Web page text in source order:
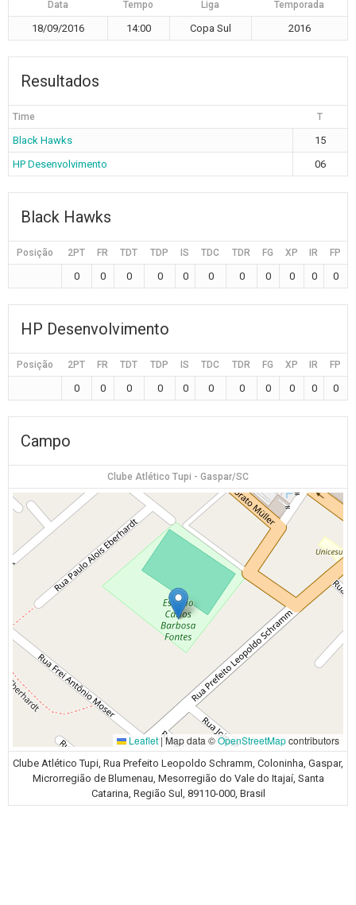
Data Tempo Liga Temporada
18/09/2016 14:00 Copa Sul 2016
Resultados
Time T
Black Hawks
15
HP Desenvolvimento
06
Black Hawks
Posição 2PT FR TDT TDP IS TDC TDR FG XP IR FP
0 0 0 0 0 0 0 0 0 0 0
HP Desenvolvimento
Posição 2PT FR TDT TDP IS TDC TDR FG XP IR FP
0 0 0 0 0 0 0 0 0 0 0
Campo
Clube Atlético Tupi - Gaspar/SC
Leaflet |Map data ©OpenStreetMapcontributors
Clube Atlético Tupi, Rua Prefeito Leopoldo Schramm, Coloninha, Gaspar,
Microrregião de Blumenau, Mesorregião do Vale do Itajaí, Santa
Catarina, Região Sul, 89110-000, Brasil